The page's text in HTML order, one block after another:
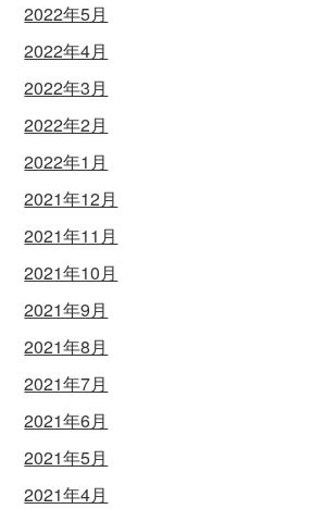
2022年5月
2022年4月
2022年3月
2022年2月
2022年1月
2021年12月
2021年11月
2021年10月
2021年9月
2021年8月
2021年7月
2021年6月
2021年5月
2021年4月